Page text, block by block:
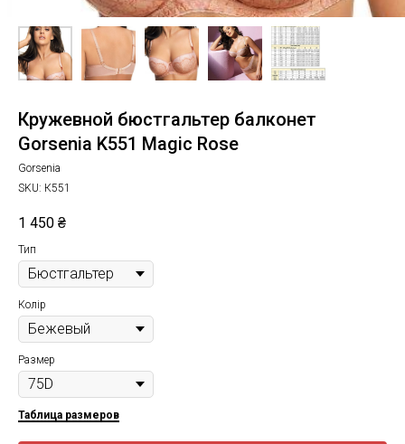
Кружевной бюстгальтер балконет
Gorsenia K551 Magic Rose
Gorsenia
SKU: К551
1 450 ₴
Тип
Колір
Размер
Таблица размеров